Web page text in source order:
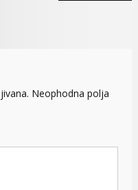
Neophodna polja